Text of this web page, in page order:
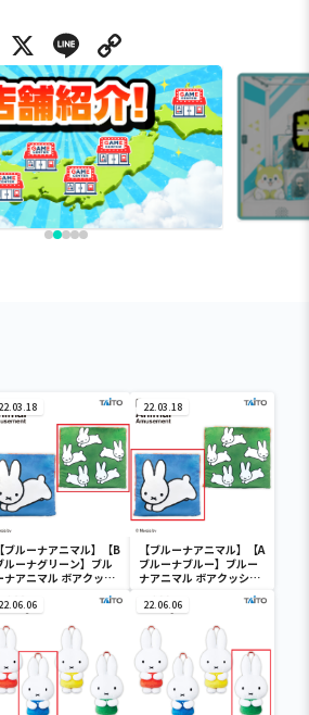
X Line
22.03.18
【ブルーナアニマル】【B
ルーナグリーン】ブル
ナアニマル ボアクッシ
22.03.18
【ブルーナアニマル】【A
ブルーナブルー】ブルー
ナアニマル ボアクッショ
22.06.06 22.06.06